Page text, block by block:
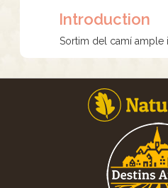
Introduction
Sortim del camí ample